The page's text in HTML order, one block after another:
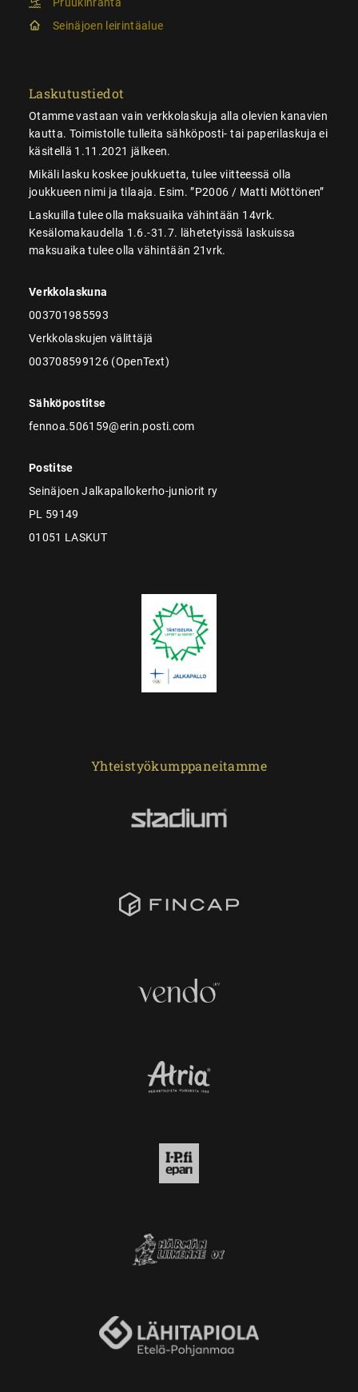
Seinäjoen leirintäalue
Laskutustiedot
Otamme vastaan vain verkkolaskuja alla olevien kanavien
kautta. Toimistolle tulleita sähköposti- tai paperilaskuja ei
käsitellä 1.11.2021 jälkeen.
Mikäli lasku koskee joukkuetta, tulee viitteessä olla
joukkueen nimi ja tilaaja. Esim. ”P2006 / Matti Möttönen”
Laskuilla tulee olla maksuaika vähintään 14vrk.
Kesälomakaudella 1.6.-31.7. lähetetyissä laskuissa
maksuaika tulee olla vähintään 21vrk.
Verkkolaskuna
003701985593
Verkkolaskujen välittäjä
003708599126 (OpenText)
Sähköpostitse
fennoa.506159@erin.posti.com
Postitse
Seinäjoen Jalkapallokerho-juniorit ry
PL 59149
01051 LASKUT
Yhteistyökumppaneitamme